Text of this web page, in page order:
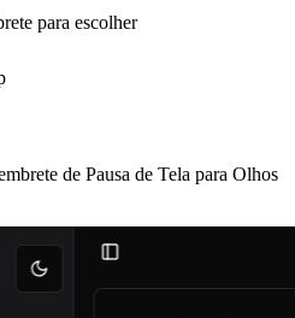
para escolher
de Pausa de Tela para Olhos